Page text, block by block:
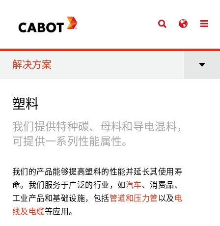
解决方案
塑料
我们提供特种碳、母料和导电混料，
可提供一系列性能属性。
我们的产品能够提高塑料的性能并延长其使用寿
命。我们服务于广泛的行业，如汽车、消费品、
工业产品和基础设施，包括管道和压力管以及 电
线及电缆等应用。